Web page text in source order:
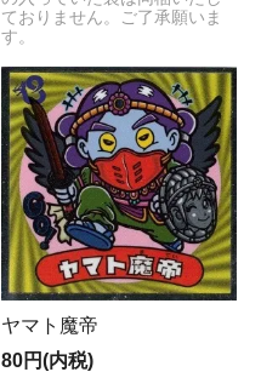
ておりません。ご了承願いま
す。
ヤマト魔帝
80円(内税)